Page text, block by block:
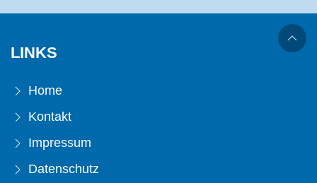
LINKS
Home
Kontakt
Impressum
Datenschutz